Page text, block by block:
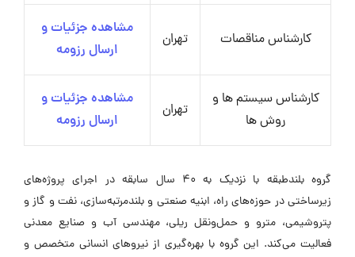
کارشناس مناقصات تهران
مشاهده جزئیات و
ارسال رزومه
کارشناس سیستم ها و
روش ها
تهران
مشاهده جزئیات و
ارسال رزومه
گروه بلندطبقه با نزدیک به 40 سال سابقه در اجرای پروژه‌های
زیرساختی در حوزه‌های راه، ابنیه صنعتی و بلندمرتبه‌سازی، نفت و گاز و
پتروشیمی، مترو و حمل‌ونقل ریلی، مهندسی آب و صنایع معدنی
فعالیت می‌کند. این گروه با بهره‌گیری از نیروهای انسانی متخصص و